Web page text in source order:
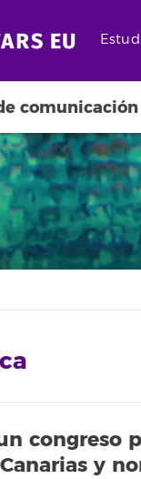
comunicación
congreso
y